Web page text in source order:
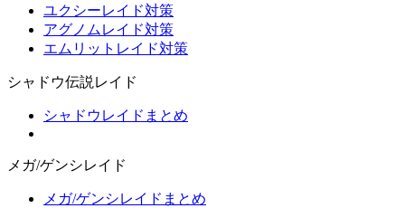
ユクシーレイド対策
アグノムレイド対策
エムリットレイド対策
シャドウ伝説レイド
シャドウレイドまとめ
メガ/ゲンシレイド
メガ/ゲンシレイドまとめ